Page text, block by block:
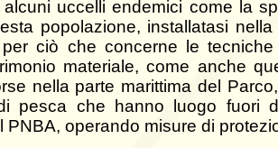
uccelli endemici come la
popolazione, installatasi
per ciò che concerne le
materiale, come anche
nella parte marittima del
pesca che hanno luogo fuori
PNBA, operando misure di